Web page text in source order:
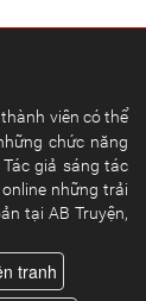
viên có thể
chức năng
giả sáng tác
những trải
tại AB Truyện,
tranh